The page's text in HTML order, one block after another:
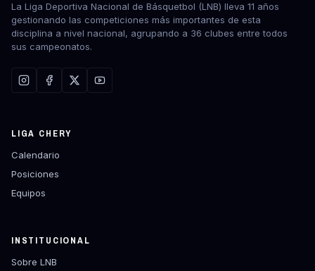
La Liga Deportiva Nacional de Básquetbol (LNB) lleva 11 años
gestionando las competiciones más importantes de esta
disciplina a nivel nacional, agrupando a 36 clubes entre todos
sus campeonatos.
LIGA CHERY
Calendario
Posiciones
Equipos
INSTITUCIONAL
Sobre LNB